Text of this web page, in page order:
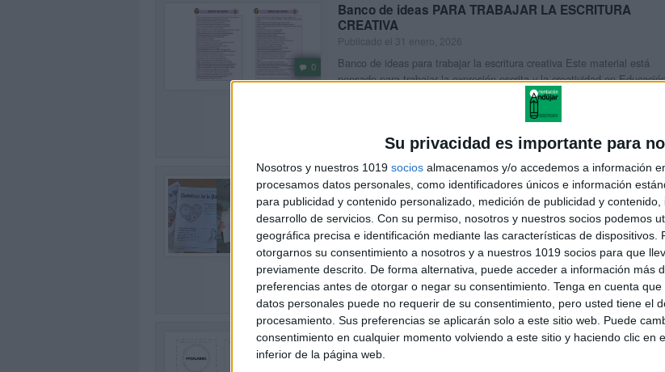
Su privacidad es importante para
Nosotros y nuestros 1019 socios almacenamos y/o accedemos a información
procesamos datos personales, como identificadores únicos e información
para publicidad y contenido personalizado, medición de publicidad y
desarrollo de servicios. Con su permiso, nosotros y nuestros socios podemos
geográfica precisa e identificación mediante las características de dispositivos.
otorgarnos su consentimiento a nosotros y a nuestros 1019 socios para que
previamente descrito. De forma alternativa, puede acceder a información más
preferencias antes de otorgar o negar su consentimiento. Tenga en cuenta
datos personales puede no requerir de su consentimiento, pero usted tiene el
procesamiento. Sus preferencias se aplicarán solo a este sitio web. Puede
consentimiento en cualquier momento volviendo a este sitio y haciendo clic en
inferior de la página web.
0
Banco de ideas PARA TRABAJAR LA ESCRITURA
CREATIVA
Publicado el 31 enero, 2026
Banco de ideas para trabajar la escritura creativa Este material está
pensado para trabajar la expresión escrita y la creatividad en
Primaria y Secundaria. A través de propuestas variadas, […]
0
Periódico de la PAZ con actividades para primaria
Publicado el 18 enero, 2026
🎯 Plantillas variadas para jugar a Pasapalabra en el aula Este
está pensado para trabajar el lenguaje, el vocabulario y la agilidad
mental de forma lúdica y motivadora. A […]
Plantillas variadas para jugar a Pasapalabra
Publicado el 17 enero, 2026